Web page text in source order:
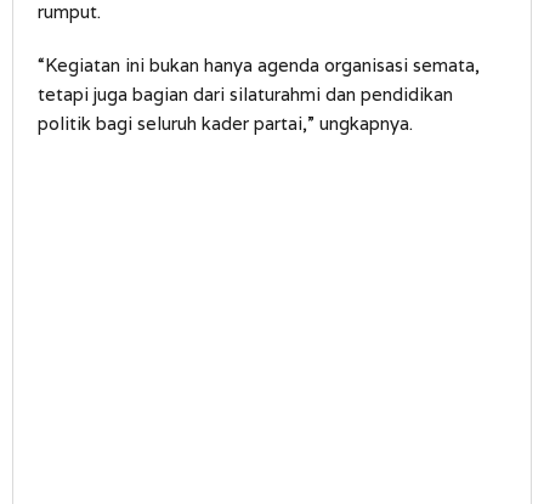
rumput.
“Kegiatan ini bukan hanya agenda organisasi semata,
tetapi juga bagian dari silaturahmi dan pendidikan
politik bagi seluruh kader partai,” ungkapnya.